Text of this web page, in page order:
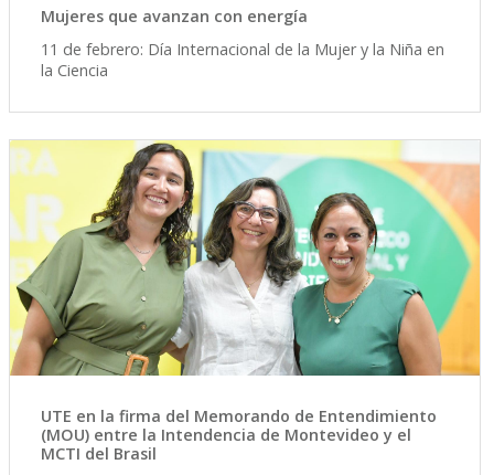
Mujeres que avanzan con energía
11 de febrero: Día Internacional de la Mujer y la Niña en
la Ciencia
UTE en la firma del Memorando de Entendimiento
(MOU) entre la Intendencia de Montevideo y el
MCTI del Brasil